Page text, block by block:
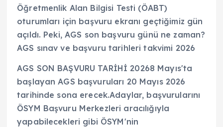
Öğretmenlik Alan Bilgisi Testi (ÖABT)
oturumları için başvuru ekranı geçtiğimiz gün
açıldı. Peki, AGS son başvuru günü ne zaman?
AGS sınav ve başvuru tarihleri takvimi 2026
AGS SON BAŞVURU TARİHİ 20268 Mayıs'ta
başlayan AGS başvuruları 20 Mayıs 2026
tarihinde sona erecek.Adaylar, başvurularını
ÖSYM Başvuru Merkezleri aracılığıyla
yapabilecekleri gibi ÖSYM'nin